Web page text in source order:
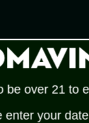
be over 21 to
enter your